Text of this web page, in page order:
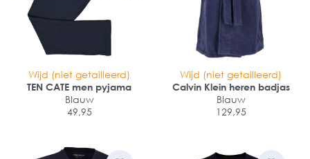
Wijd (niet getailleerd)
TEN CATE men pyjama
Blauw
49,95
Wijd (niet getailleerd)
Calvin Klein heren badjas
Blauw
129,95